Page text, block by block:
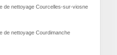
de nettoyage Courcelles-sur-viosne
de nettoyage Courdimanche